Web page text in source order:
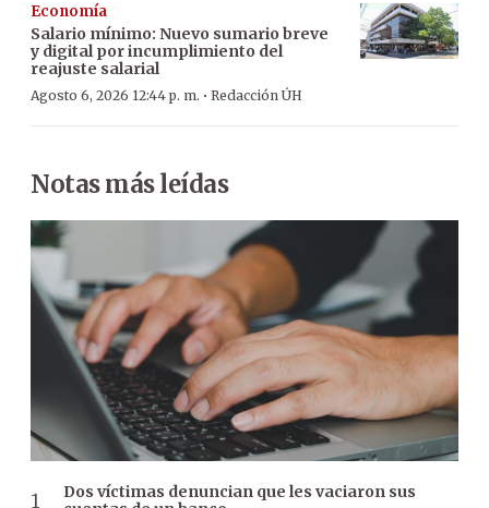
Economía
Salario mínimo: Nuevo sumario breve
y digital por incumplimiento del
reajuste salarial
Agosto 6, 2026 12:44 p. m. · Redacción ÚH
Notas más leídas
Dos víctimas denuncian que les vaciaron sus